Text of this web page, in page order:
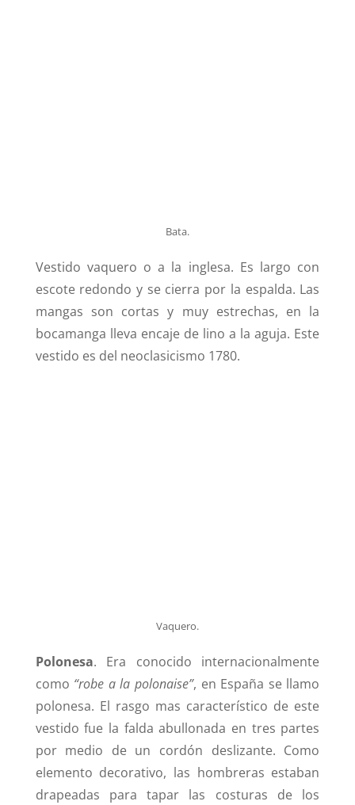
Bata.
Vestido vaquero o a la inglesa. Es largo con
escote redondo y se cierra por la espalda. Las
mangas son cortas y muy estrechas, en la
bocamanga lleva encaje de lino a la aguja. Este
vestido es del neoclasicismo 1780.
Vaquero.
Polonesa. Era conocido internacionalmente
como “robe a la polonaise”, en España se llamo
polonesa. El rasgo mas característico de este
vestido fue la falda abullonada en tres partes
por medio de un cordón deslizante. Como
elemento decorativo, las hombreras estaban
drapeadas para tapar las costuras de los